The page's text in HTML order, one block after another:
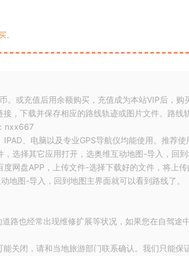
。
。或充值后用余额购买，充值成为本站VIP后，购
，下载并保存相应的路线轨迹或图片文件。路
nxx667
、电脑以及专业GPS导航仪均能使用。推荐使
选择其它应用打开，选奥维互动地图-导入，回到
度网盘APP，上传文件-选择下载好的文件，将
地图-导入，回到地图主界面就可以看到路线了。
路也经常出现维修扩展等状况，如果您在自驾途
关闭，请和当地旅游部门联系确认。我们只能保